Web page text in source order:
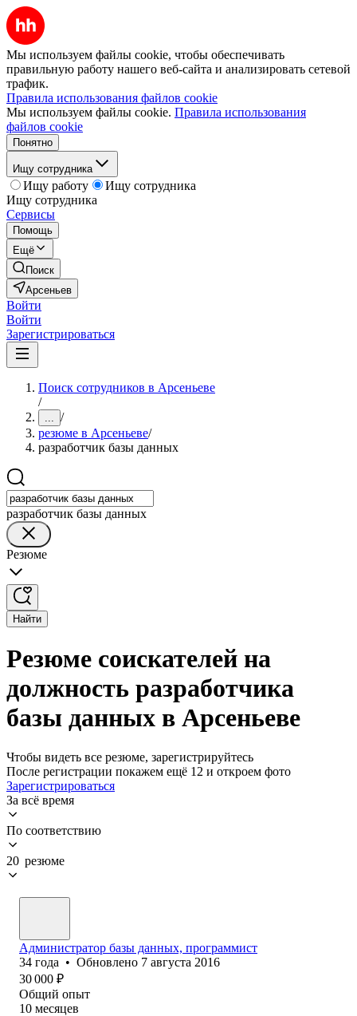
Мы используем файлы cookie, чтобы обеспечивать
правильную работу нашего веб-сайта и анализировать сетевой
трафик.
Правила использования файлов cookie
Мы используем файлы cookie. Правила использования
файлов cookie
Понятно
Ищу сотрудника
Ищу работу
Ищу сотрудника
Ищу сотрудника
Сервисы
Помощь
Ещё
Поиск
Арсеньев
Войти
Войти
Зарегистрироваться
Поиск сотрудников в Арсеньеве
/
... /
резюме в Арсеньеве/
разработчик базы данных
разработчик базы данных
Резюме
Найти
Резюме соискателей на
должность разработчика
базы данных в Арсеньеве
Чтобы видеть все резюме, зарегистрируйтесь
После регистрации покажем ещё 12 и откроем фото
Зарегистрироваться
За всё время
По соответствию
20 резюме
Администратор базы данных, программист
34 года • Обновлено 7 августа 2016
30 000 ₽
Общий опыт
10 месяцев